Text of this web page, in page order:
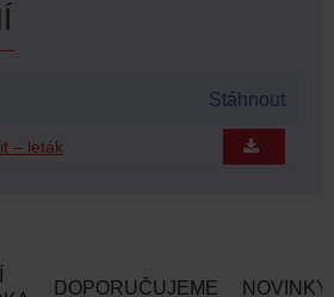
Stáhnout
– leták
DOPORUČUJEME NOVINKY